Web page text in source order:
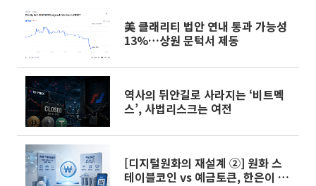
美 클래리티 법안 연내 통과 가능성
13%…상원 문턱서 제동
역사의 뒤안길로 사라지는 ‘비트멕
스’, 사법리스크는 여전
[디지털원화의 재설계 ②] 원화 스
테이블코인 vs 예금토큰, 한은이 주